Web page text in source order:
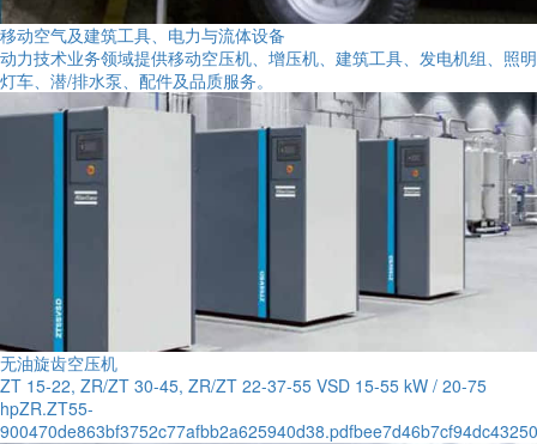
移动空气及建筑工具、电力与流体设备
动力技术业务领域提供移动空压机、增压机、建筑工具、发电机组、照明
灯车、潜/排水泵、配件及品质服务。
无油旋齿空压机
ZT 15-22, ZR/ZT 30-45, ZR/ZT 22-37-55 VSD 15-55 kW / 20-75
hpZR.ZT55-